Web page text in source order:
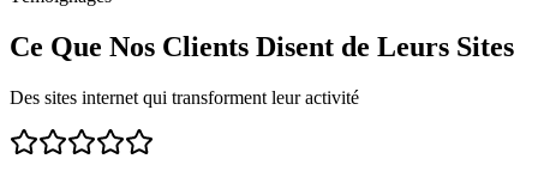
Ce Que Nos Clients Disent de Leurs Sites
Des sites internet qui transforment leur activité